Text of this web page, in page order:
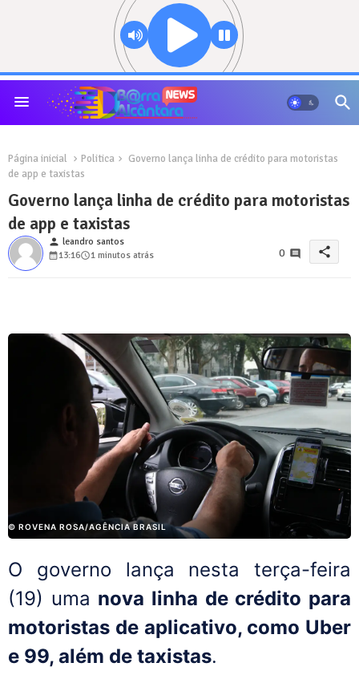
Página inicial Politica
Governo lança linha de crédito para motoristas
de app e taxistas
Governo lança linha de crédito para motoristas
de app e taxistas
person leandro santos
13:16
1 minutos atrás 0 share
© ROVENA ROSA/AGÊNCIA BRASIL
O governo lança nesta terça-feira
(19) uma nova linha de crédito para
motoristas de aplicativo, como Uber
e 99, além de taxistas.